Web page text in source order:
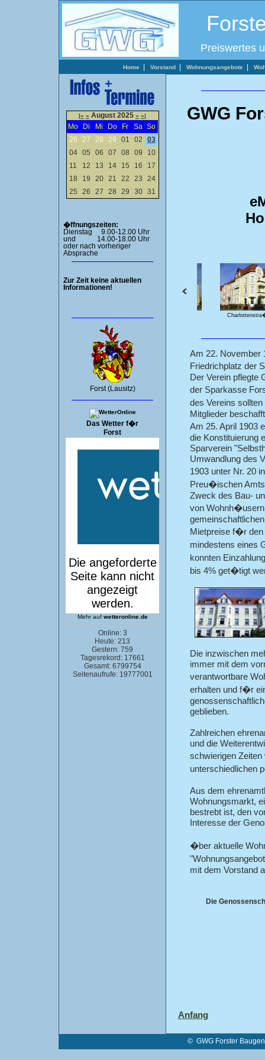
Preiswertes
Home Vorstand Wohnungsangebote
|« « August 2025 » »|
Mo Di Mi Do Fr Sa So
26
27 28 29 01 02
03
04
05 06 07 08 09
10
11
12 13 14 15 16
17
18
19 20 21 22 23
24
25
26 27 28 29 30 31
�ffnungszeiten:
Dienstag 9.00-12.00 Uhr
und 14.00-18.00 Uhr
oder nach vorheriger
Absprache
Zur Zeit keine aktuellen
Informationen!
Forst (Lausitz)
Das Wetter f�r
Forst
Mehr auf wetteronline.de
Online: 3
Heute: 213
Gestern: 759
Tagesrekord: 17661
Gesamt: 6799754
Seitenaufrufe: 19777001
GWG
Am 22. November
Friedrichplatz der
Der Verein pflegte
der Sparkasse
des Vereins
Mitglieder
Am 25. April 1903
die Konstituierung
Sparverein
Umwandlung des
1903 unter Nr. 20
Preu�ischen
Zweck des Bau-
von Wohnh�usern
Mietpreise f�r den
mindestens eines
konnten
bis 4% get�tigt
Die inzwischen
immer mit dem
verantwortbare
erhalten und f�r
geblieben.
Zahlreichen
und die
schwierigen
unterschiedlichen
Aus dem
Wohnungsmarkt,
bestrebt ist, den
Interesse der
�ber aktuelle
mit dem Vorstand
Die
Anfang
© GWG Forster